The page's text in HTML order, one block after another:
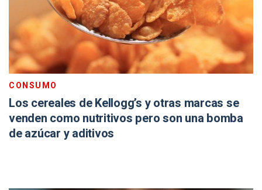
CONSUMO
Los cereales de Kellogg’s y otras marcas se
venden como nutritivos pero son una bomba
de azúcar y aditivos